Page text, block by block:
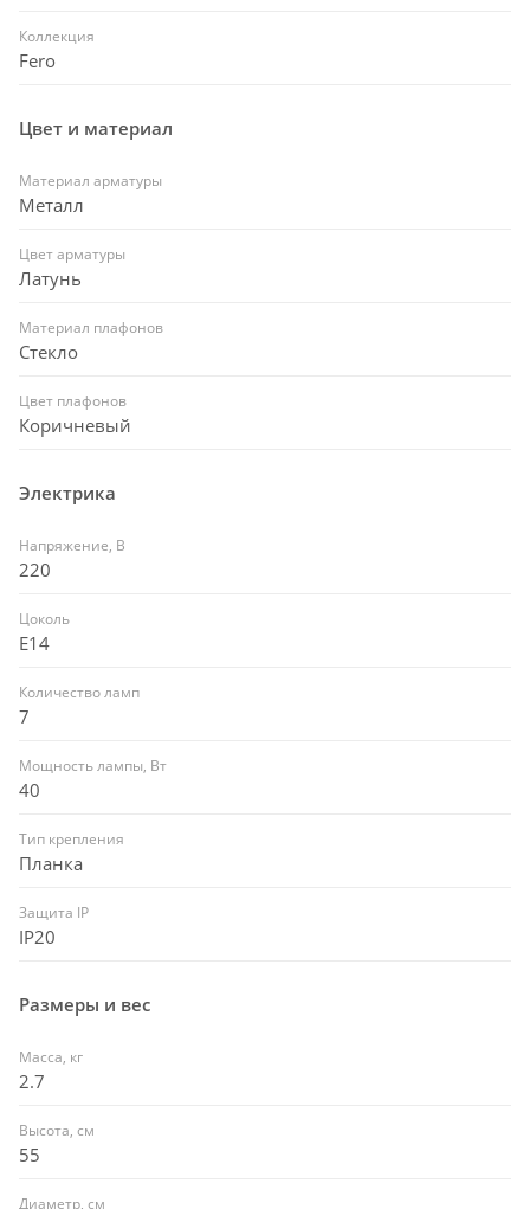
Коллекция
Fero
Цвет и материал
Материал арматуры
Металл
Цвет арматуры
Латунь
Материал плафонов
Стекло
Цвет плафонов
Коричневый
Электрика
Напряжение, В
220
Цоколь
E14
Количество ламп
7
Мощность лампы, Вт
40
Тип крепления
Планка
Защита IP
IP20
Размеры и вес
Масса, кг
2.7
Высота, см
55
Диаметр, см